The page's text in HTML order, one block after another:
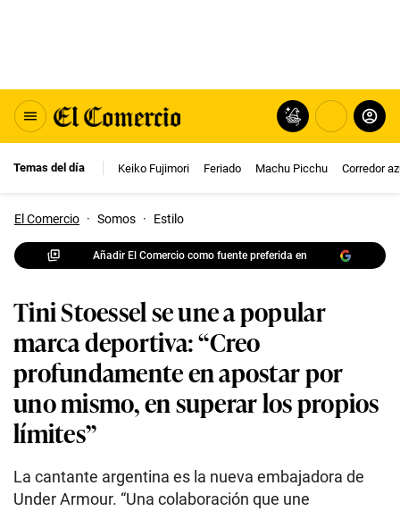
Temas del día Keiko Fujimori Feriado Machu Picchu Corredor
El Comercio · Somos · Estilo
Añadir El Comercio como fuente preferida en
Tini Stoessel se une a popular
marca deportiva: “Creo
profundamente en apostar por
uno mismo, en superar los propios
límites”
La cantante argentina es la nueva embajadora de
Under Armour. “Una colaboración que une